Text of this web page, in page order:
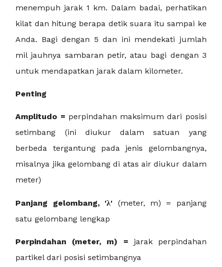
menempuh jarak 1 km. Dalam badai, perhatikan
kilat dan hitung berapa detik suara itu sampai ke
Anda. Bagi dengan 5 dan ini mendekati jumlah
mil jauhnya sambaran petir, atau bagi dengan 3
untuk mendapatkan jarak dalam kilometer.
Penting
Amplitudo = perpindahan maksimum dari posisi
setimbang (ini diukur dalam satuan yang
berbeda tergantung pada jenis gelombangnya,
misalnya jika gelombang di atas air diukur dalam
meter)
Panjang gelombang, 'λ' (meter, m) = panjang
satu gelombang lengkap
Perpindahan (meter, m) = jarak perpindahan
partikel dari posisi setimbangnya